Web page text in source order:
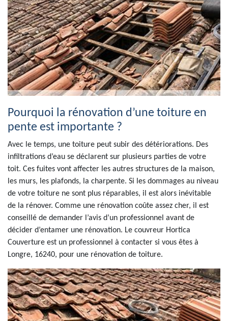
Pourquoi la rénovation d’une toiture en
pente est importante ?
Avec le temps, une toiture peut subir des détériorations. Des
infiltrations d’eau se déclarent sur plusieurs parties de votre
toit. Ces fuites vont affecter les autres structures de la maison,
les murs, les plafonds, la charpente. Si les dommages au niveau
de votre toiture ne sont plus réparables, il est alors inévitable
de la rénover. Comme une rénovation coûte assez cher, il est
conseillé de demander l’avis d’un professionnel avant de
décider d’entamer une rénovation. Le couvreur Hortica
Couverture est un professionnel à contacter si vous êtes à
Longre, 16240, pour une rénovation de toiture.